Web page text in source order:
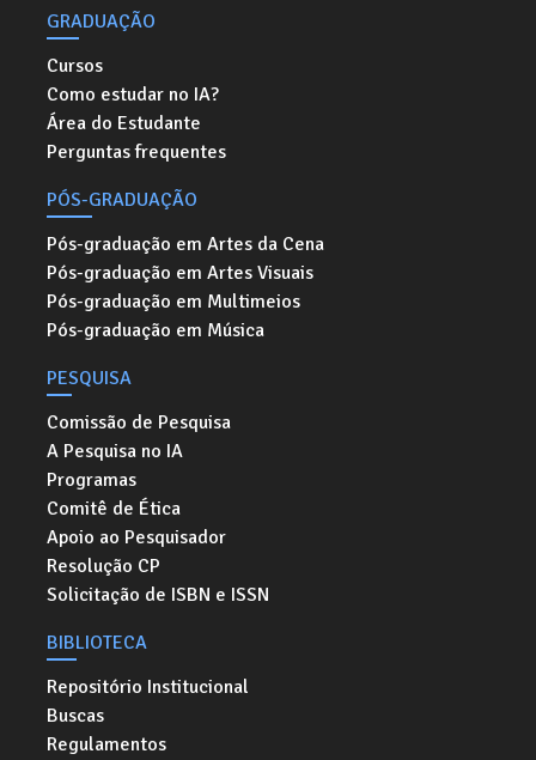
GRADUAÇÃO
Cursos
Como estudar no IA?
Área do Estudante
Perguntas frequentes
PÓS-GRADUAÇÃO
Pós-graduação em Artes da Cena
Pós-graduação em Artes Visuais
Pós-graduação em Multimeios
Pós-graduação em Música
PESQUISA
Comissão de Pesquisa
A Pesquisa no IA
Programas
Comitê de Ética
Apoio ao Pesquisador
Resolução CP
Solicitação de ISBN e ISSN
BIBLIOTECA
Repositório Institucional
Buscas
Regulamentos